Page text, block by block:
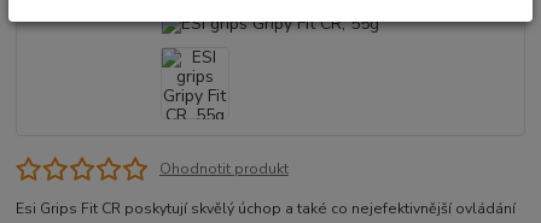
Ohodnotit produkt
Esi Grips Fit CR poskytují skvělý úchop a také co nejefektivnější ovládání